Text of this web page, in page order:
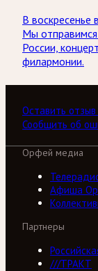
В воскресенье
Мы
России,
филармонии.
Оставить
Сообщить об
Орфей медиа
Афиша
Партнеры
///ТРАКТ